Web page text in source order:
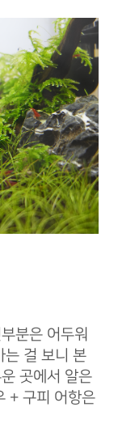
분은 어두워
는 걸 보니 본
곳에서 알은
+ 구피 어항은